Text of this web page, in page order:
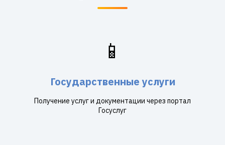
📱
Государственные услуги
Получение услуг и документации через портал
Госуслуг